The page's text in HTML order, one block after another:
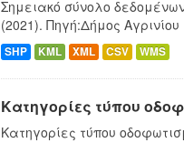
Σημειακό σύνολο
(2021). Πηγή:Δήμος Αγρινίου
SHP KML XML CSV WMS
Κατηγορίες τύπου
Κατηγορίες τύπου